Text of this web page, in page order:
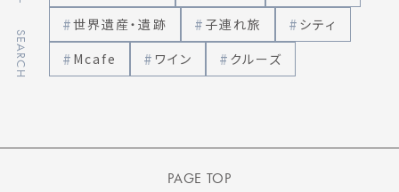
SEARCH
世界遺産・遺跡
子連れ旅
シティ
Mcafe
ワイン クルーズ
PAGE TOP